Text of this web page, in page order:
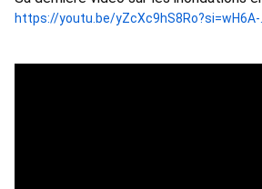
https://youtu.be/yZcXc9hS8Ro?si=wH6A-...